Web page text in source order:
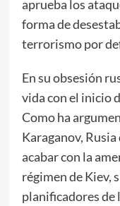
aprueba los
forma de
terrorismo por
En su obsesión
vida con el inicio
Como ha
Karaganov,
acabar con la
régimen de Kiev,
planificadores de